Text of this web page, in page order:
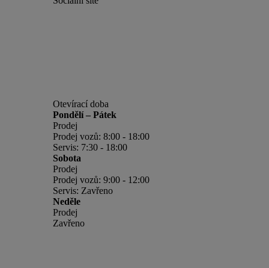
Otevírací doba
Pondělí – Pátek
Prodej
Prodej vozů: 8:00 - 18:00
Servis: 7:30 - 18:00
Sobota
Prodej
Prodej vozů: 9:00 - 12:00
Servis: Zavřeno
Neděle
Prodej
Zavřeno